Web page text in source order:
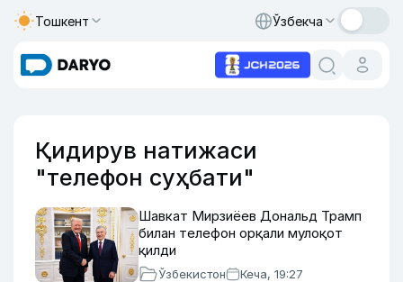
Тошкент Ўзбекча
Қидирув натижаси
"телефон суҳбати"
Шавкат Мирзиёев Дональд Трамп
билан телефон орқали мулоқот
қилди
Ўзбекистон Кеча, 19:27